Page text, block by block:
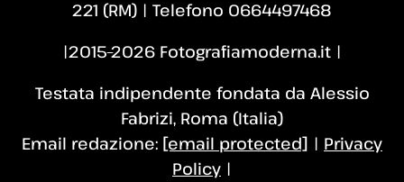
221 (RM) | Telefono 0664497468
|2015–2026 Fotografiamoderna.it |
Testata indipendente fondata da Alessio
Fabrizi, Roma (Italia)
Email redazione: [email protected] | Privacy
Policy |